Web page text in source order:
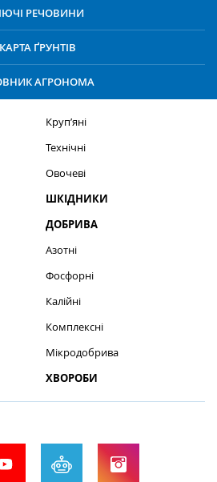
РЕЧОВИНИ
КАРТА ҐРУНТІВ
АГРОНОМА
Круп’яні
Технічні
Овочеві
ШКІДНИКИ
ДОБРИВА
Азотні
Фосфорні
Калійні
Комплексні
Мікродобрива
ХВОРОБИ